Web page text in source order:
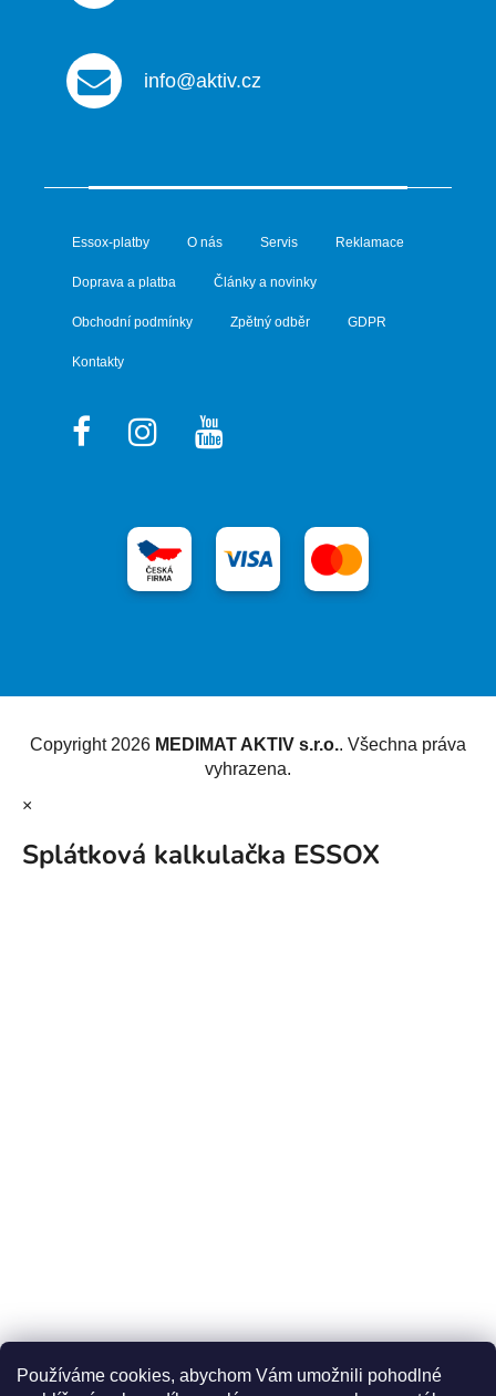
Používáme cookies, abychom Vám umožnili pohodlné
info@aktiv.cz
Essox-platby O nás Servis Reklamace
Doprava a platba Články a novinky
Obchodní podmínky Zpětný odběr GDPR
Kontakty
Copyright 2026 MEDIMAT AKTIV s.r.o.. Všechna práva
vyhrazena.
×
Splátková kalkulačka ESSOX